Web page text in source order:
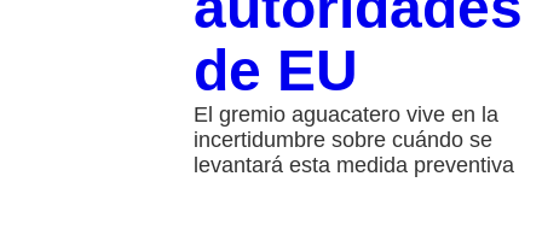
de EU
El gremio aguacatero vive en la
incertidumbre sobre cuándo se
levantará esta medida preventiva